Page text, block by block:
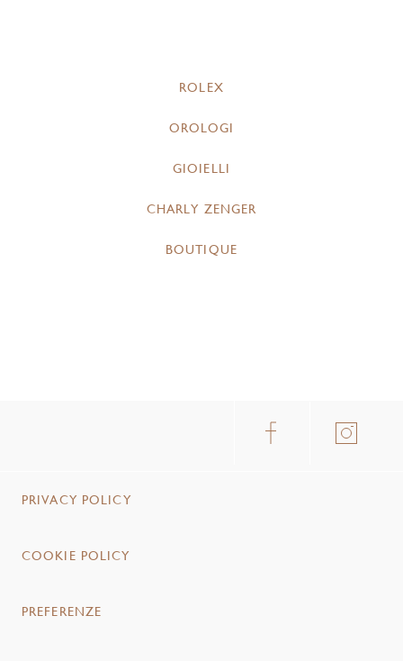
ROLEX
OROLOGI
GIOIELLI
CHARLY ZENGER
BOUTIQUE
PRIVACY POLICY
COOKIE POLICY
PREFERENZE